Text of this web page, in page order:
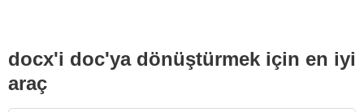
docx'i doc'ya dönüştürmek için en iyi
araç